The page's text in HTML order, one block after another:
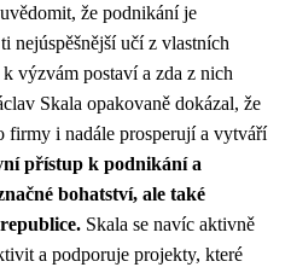
že podnikání je
nejúspěšnější učí z vlastních
výzvám postaví a zda z nich
Skala opakovaně dokázal, že
firmy i nadále prosperují a vytváří
přístup k podnikání a
bohatství, ale také
Skala se navíc aktivně
a podporuje projekty, které